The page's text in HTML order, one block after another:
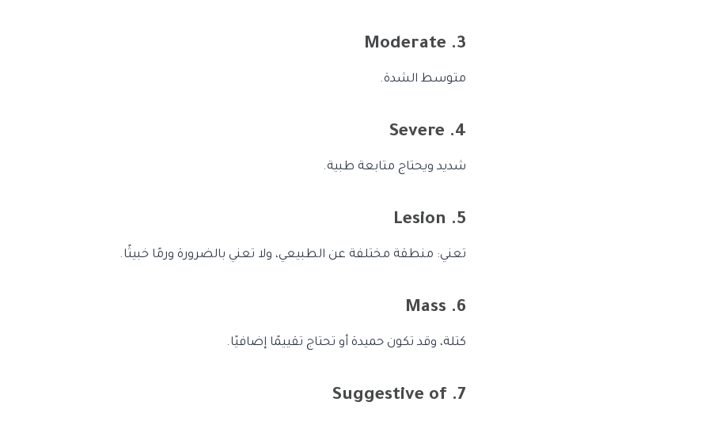
3. Moderate
متوسط الشدة.
4. Severe
شديد ويحتاج متابعة طبية.
5. Lesion
تعني: منطقة مختلفة عن الطبيعي، ولا تعني بالضرورة ورمًا خبيثًا.
6. Mass
كتلة، وقد تكون حميدة أو تحتاج تقييمًا إضافيًا.
7. Suggestive of